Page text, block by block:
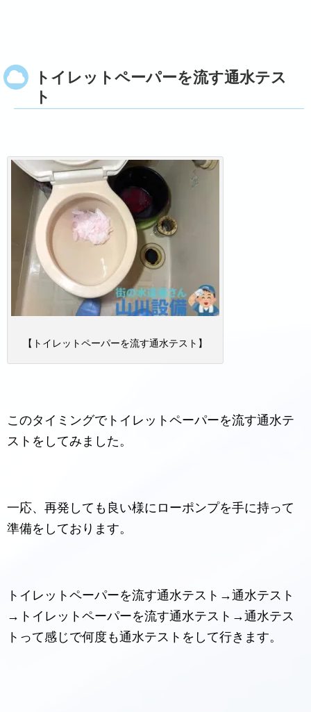
トイレットペーパーを流す通水テス
ト
【トイレットペーパーを流す通水テスト】
このタイミングでトイレットペーパーを流す通水テ
ストをしてみました。
一応、再発しても良い様にローポンプを手に持って
準備をしております。
トイレットペーパーを流す通水テスト→通水テスト
→トイレットペーパーを流す通水テスト→通水テス
トって感じで何度も通水テストをして行きます。